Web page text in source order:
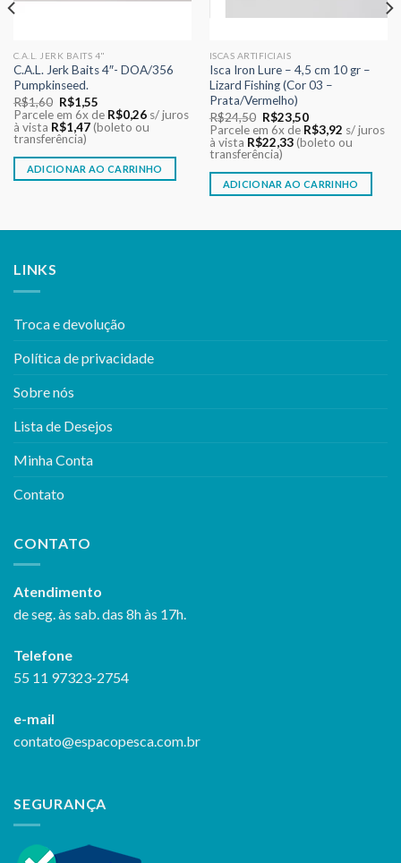
C.A.L. JERK BAITS 4"
C.A.L. Jerk Baits 4″- DOA/356
Pumpkinseed.
R$1,60 O
preço
original
era:
R$1,60.
R$1,55O
preço
atual
é:
Parcele em 6x de R$0,26 s/ juros
à vista R$1,47 (boleto ou
transferência)
ADICIONAR AO CARRINHO
ISCAS ARTIFICIAIS
Isca Iron Lure – 4,5 cm 10 gr –
Lizard Fishing (Cor 03 –
Prata/Vermelho)
R$24,50 O
preço
original
era:
R$24,50.
R$23,50O
preço
atual
é:
Parcele em 6x de R$3,92 s/ juros
à vista R$22,33 (boleto ou
transferência)
ADICIONAR AO CARRINHO
LINKS
Troca e devolução
Política de privacidade
Sobre nós
Lista de Desejos
Minha Conta
Contato
CONTATO
Atendimento
de seg. às sab. das 8h às 17h.
Telefone
55 11 97323-2754
e-mail
contato@espacopesca.com.br
SEGURANÇA